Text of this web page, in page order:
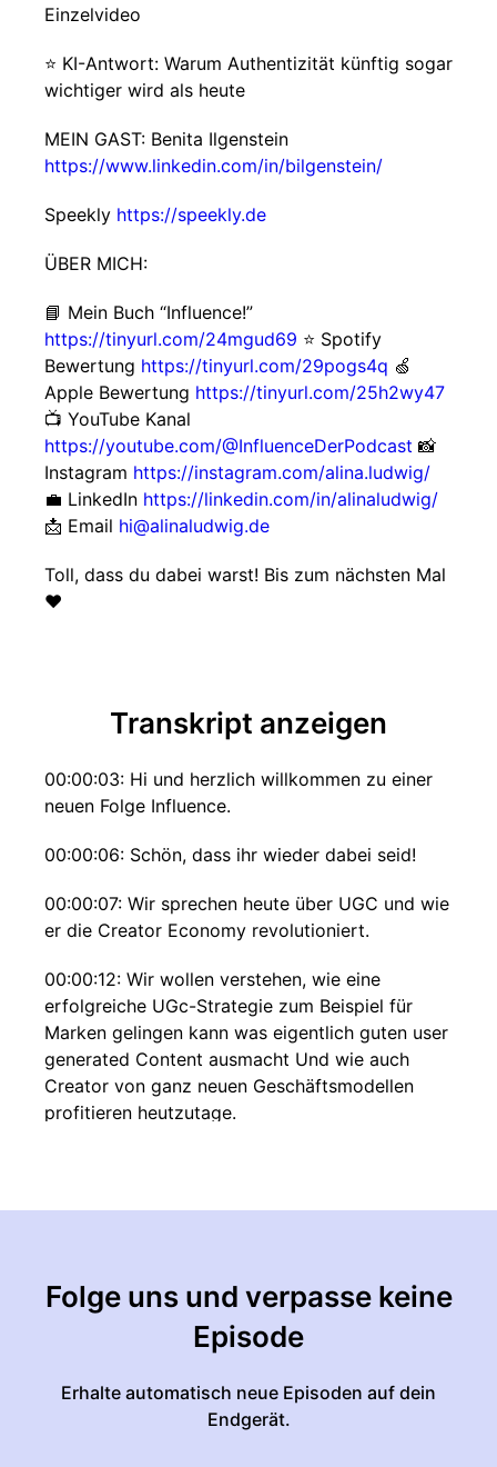
Einzelvideo
⭐️ KI-Antwort: Warum Authentizität künftig sogar
wichtiger wird als heute
MEIN GAST: Benita Ilgenstein
https://www.linkedin.com/in/bilgenstein/
Speekly https://speekly.de
ÜBER MICH:
📘 Mein Buch “Influence!”
https://tinyurl.com/24mgud69 ⭐ Spotify
Bewertung https://tinyurl.com/29pogs4q 🍏
Apple Bewertung https://tinyurl.com/25h2wy47
📺 YouTube Kanal
https://youtube.com/@InfluenceDerPodcast 📸
Instagram https://instagram.com/alina.ludwig/
💼 LinkedIn https://linkedin.com/in/alinaludwig/
📩 Email hi@alinaludwig.de
Toll, dass du dabei warst! Bis zum nächsten Mal
❤️
Transkript anzeigen
00:00:03: Hi und herzlich willkommen zu einer
neuen Folge Influence.
00:00:06: Schön, dass ihr wieder dabei seid!
00:00:07: Wir sprechen heute über UGC und wie
er die Creator Economy revolutioniert.
00:00:12: Wir wollen verstehen, wie eine
erfolgreiche UGc-Strategie zum Beispiel für
Marken gelingen kann was eigentlich guten user
generated Content ausmacht Und wie auch
Creator von ganz neuen Geschäftsmodellen
profitieren heutzutage.
Technologie, denn als Chief of Staff bei Speakly
prägt sie heute eine der führenden UGC-
Plattformen Europas.
00:00:39: Die beste Grundlage also um mit uns
ganz tief in dieses Thema einzusteigen!
Folge uns und verpasse keine
Episode
Erhalte automatisch neue Episoden auf dein
Endgerät.